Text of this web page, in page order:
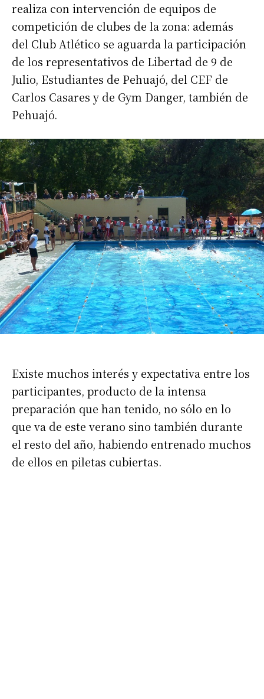
realiza con intervención de equipos de
competición de clubes de la zona: además
del Club Atlético se aguarda la participación
de los representativos de Libertad de 9 de
Julio, Estudiantes de Pehuajó, del CEF de
Carlos Casares y de Gym Danger, también de
Pehuajó.
Existe muchos interés y expectativa entre los
participantes, producto de la intensa
preparación que han tenido, no sólo en lo
que va de este verano sino también durante
el resto del año, habiendo entrenado muchos
de ellos en piletas cubiertas.